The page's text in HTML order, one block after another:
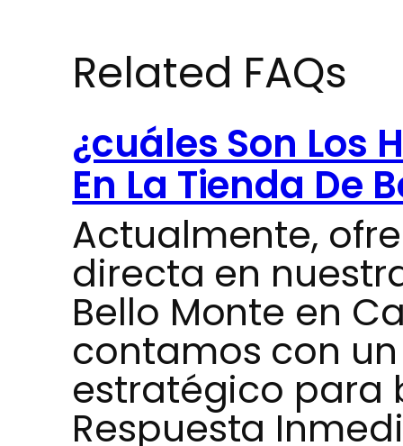
Related FAQs
¿cuáles Son Los
En La Tienda De
Actualmente,
directa en
Bello Monte en
contamos con
estratégico para
Respuesta